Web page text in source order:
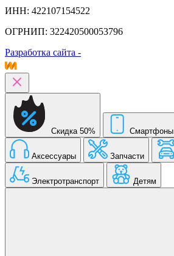
ИНН: 422107154522
ОГРНИП: 322420500053796
Разработка сайта -
Скидка 50% Смартфоны
Аксессуары Запчасти
Электротранспорт Детям